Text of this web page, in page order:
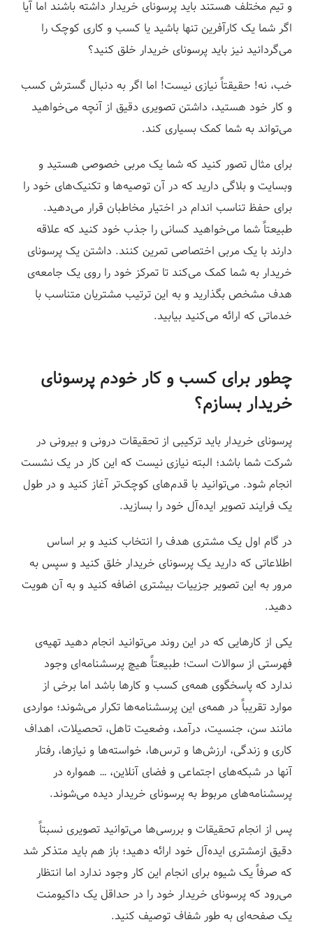
و تیم مختلف هستند باید پرسونای خریدار داشته باشند اما آیا
اگر شما یک کارآفرین تنها باشید یا کسب و کاری کوچک را
می‌گردانید نیز باید پرسونای خریدار خلق کنید؟
خب، نه! حقیقتاً نیازی نیست! اما اگر به دنبال گسترش کسب
و کار خود هستید، داشتن تصویری دقیق از آنچه می‌خواهید
می‌تواند به شما کمک بسیاری کند.
برای مثال تصور کنید که شما یک مربی خصوصی هستید و
وبسایت و بلاگی دارید که در آن توصیه‌ها و تکنیک‌های خود را
برای حفظ تناسب اندام در اختیار مخاطبان قرار می‌دهید.
طبیعتاً شما می‌خواهید کسانی را جذب خود کنید که علاقه
دارند با یک مربی اختصاصی تمرین کنند. داشتن یک پرسونای
خریدار به شما کمک می‌کند تا تمرکز خود را روی یک جامعه‌ی
هدف مشخص بگذارید و به این ترتیب مشتریان متناسب با
خدماتی که ارائه می‌کنید بیابید.
چطور برای کسب و کار خودم پرسونای
خریدار بسازم؟
پرسونای خریدار باید ترکیبی از تحقیقات درونی و بیرونی در
شرکت شما باشد؛ البته نیازی نیست که این کار در یک نشست
انجام شود. می‌توانید با قدم‌های کوچک‌تر آغاز کنید و در طول
یک فرایند تصویر ایده‌آل خود را بسازید.
در گام اول یک مشتری هدف را انتخاب کنید و بر اساس
اطلاعاتی که دارید یک پرسونای خریدار خلق کنید و سپس به
مرور به این تصویر جزییات بیشتری اضافه کنید و به آن هویت
دهید.
یکی از کارهایی که در این روند می‌توانید انجام دهید تهیه‌ی
فهرستی از سوالات است؛ طبیعتاً هیچ پرسشنامه‌ای وجود
ندارد که پاسخگوی همه‌ی کسب و کار‌ها باشد اما برخی از
موارد تقریباً در همه‌‌ی این پرسشنامه‌ها تکرار می‌شوند؛ مواردی
مانند سن، جنسیت، درآمد، وضعیت تاهل، تحصیلات، اهداف
کاری و زندگی، ارزش‌ها و ترس‌ها، خواسته‌ها و نیاز‌ها، رفتار
آنها در شبکه‌های اجتماعی و فضای آنلاین، … همواره در
پرسشنامه‌های مربوط به پرسونای خریدار دیده می‌شوند.
پس از انجام تحقیقات و بررسی‌ها می‌توانید تصویری نسبتاً
دقیق ازمشتری ایده‌آل خود ارائه دهید؛ باز هم باید متذکر شد
که صرفاً یک شیوه برای انجام این کار وجود ندارد اما انتظار
می‌رود که پرسونای خریدار خود را در حداقل یک داکیومنت
یک صفحه‌ای به طور شفاف توصیف کنید.